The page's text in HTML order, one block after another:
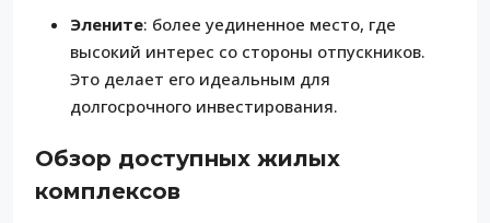
Элените: более уединенное место, где
высокий интерес со стороны отпускников.
Это делает его идеальным для
долгосрочного инвестирования.
Обзор доступных жилых
комплексов